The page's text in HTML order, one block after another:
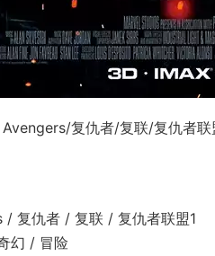
复仇者/复联/复仇者
/ 复仇者 / 复联 / 复仇者联盟1
幻 / 冒险